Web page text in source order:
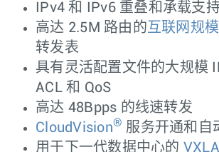
IPv4 和 IPv6 重叠和承载支
高达 2.5M 路由的互联网规模
转发表
具有灵活配置文件的大规模
ACL 和 QoS
高达 48Bpps 的线速转发
CloudVision® 服务开通和自
用于下一代数据中心的